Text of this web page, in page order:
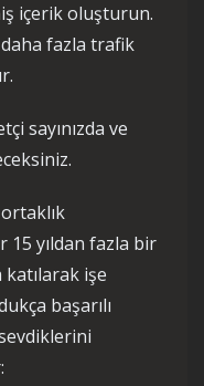
içerik oluşturun.
fazla trafik
sayınızda ve
15 yıldan fazla bir
işe
başarılı